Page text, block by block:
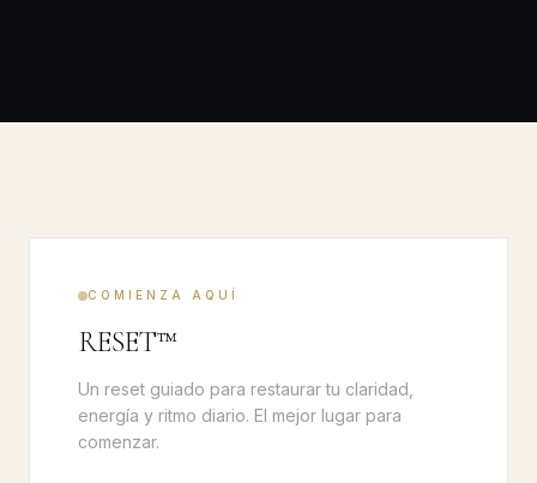
COMIENZA AQUÍ
RESET™
Un reset guiado para restaurar tu claridad,
energía y ritmo diario. El mejor lugar para
comenzar.